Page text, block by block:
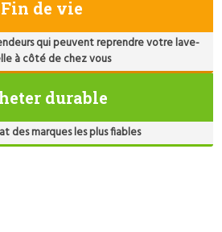
Fin de vie
qui peuvent reprendre votre lave-
à côté de chez vous
durable
des marques les plus fiables